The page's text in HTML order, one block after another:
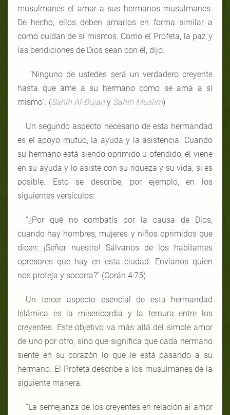
musulmanes el amar a sus hermanos musulmanes.
De hecho, ellos deben amarlos en forma similar a
como cuidan de sí mismos. Como el Profeta, la paz y
las bendiciones de Dios sean con él, dijo:
“Ninguno de ustedes será un verdadero creyente
hasta que ame a su hermano como se ama a sí
mismo”. (Sahih Al-Bujariy Sahih Muslim)
Un segundo aspecto necesario de esta hermandad
es el apoyo mutuo, la ayuda y la asistencia. Cuando
su hermano está siendo oprimido u ofendido, él viene
en su ayuda y lo asiste con su riqueza y su vida, si es
posible. Esto se describe, por ejemplo, en los
siguientes versículos:
“¿Por qué no combatís por la causa de Dios,
cuando hay hombres, mujeres y niños oprimidos que
dicen: ¡Señor nuestro! Sálvanos de los habitantes
opresores que hay en esta ciudad. Envíanos quien
nos proteja y socorra?” (Corán 4:75)
Un tercer aspecto esencial de esta hermandad
Islámica es la misericordia y la ternura entre los
creyentes. Este objetivo va más allá del simple amor
de uno por otro, sino que significa que cada hermano
siente en su corazón lo que le está pasando a su
hermano. El Profeta describe a los musulmanes de la
siguiente manera:
“La semejanza de los creyentes en relación al amor